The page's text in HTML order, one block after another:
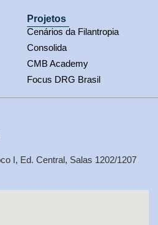
Projetos
Cenários da Filantropia
Consolida
CMB Academy
Focus DRG Brasil
I, Ed. Central, Salas 1202/1207